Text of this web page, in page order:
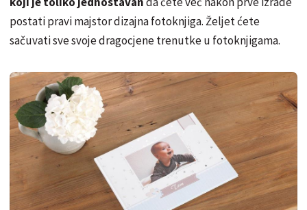
postati pravi majstor dizajna fotoknjiga. Željet ćete
sačuvati sve svoje dragocjene trenutke u fotoknjigama.